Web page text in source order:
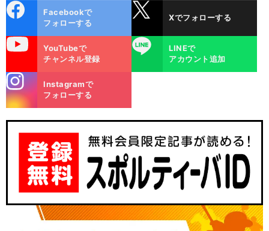
ok
Facebookで
フォローする
Xでフォローする
YouTubeで
チャンネル登録
LINE
LINEで
アカウント追加
m
Instagramで
フォローする